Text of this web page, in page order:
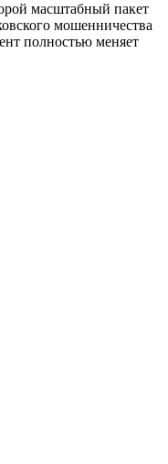
масштабный пакет
мошенничества
полностью меняет